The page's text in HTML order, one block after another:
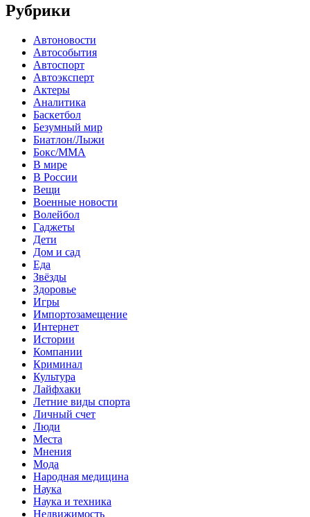
Рубрики
Автоновости
Автособытия
Автоспорт
Автоэксперт
Актеры
Аналитика
Баскетбол
Безумный мир
Биатлон/Лыжи
Бокс/MMA
В мире
В России
Вещи
Военные новости
Волейбол
Гаджеты
Дети
Дом и сад
Еда
Звёзды
Здоровье
Игры
Импортозамещение
Интернет
Истории
Компании
Криминал
Культура
Лайфхаки
Летние виды спорта
Личный счет
Люди
Места
Мнения
Мода
Народная медицина
Наука
Наука и техника
Недвижимость